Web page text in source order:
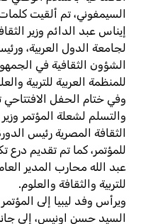
السيمفوني، تم ألقيت
إيناس عبد الدائم وزير
لجامعة الدول العربية،
الشؤون الثقافية في
للمنظمة العربية للتربية
وفي ختام الحفل
والتسلم لشعلة المؤتمر وزير
الثقافة المصرية رئيس
للمؤتمر، كما تم تقديم درع
عبد الله محارب المدير
للتربية والثقافة والعلوم.
ويرأس وفد ليبيا إلى
السيد حسن اونيس، إلى